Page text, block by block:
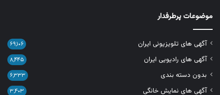
موضوعات پرطرفدار
آگهی های تلویزیونی ایران ۶۹,۱۰۶
آگهی های رادیویی ایران ۸,۴۴۵
بدون دسته بندی ۶,۳۳۳
آگهی های نمایش خانگی ۳,۴۰۳